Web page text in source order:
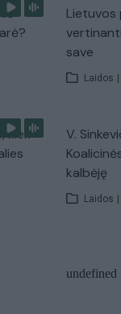
Lietuvos
save
Laidos |
kiek
V.
kalbėję
Laidos |